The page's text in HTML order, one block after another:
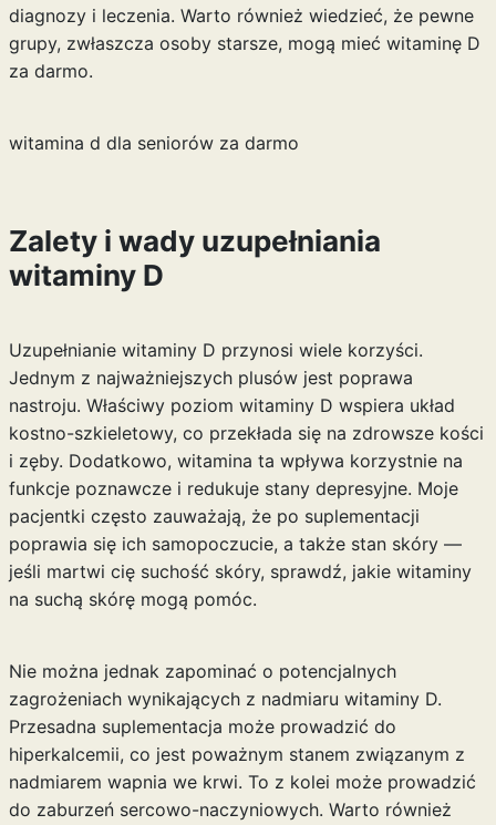
diagnozy i leczenia. Warto również wiedzieć, że pewne
grupy, zwłaszcza osoby starsze, mogą mieć witaminę D
za darmo.
witamina d dla seniorów za darmo
Zalety i wady uzupełniania
witaminy D
Uzupełnianie witaminy D przynosi wiele korzyści.
Jednym z najważniejszych plusów jest poprawa
nastroju. Właściwy poziom witaminy D wspiera układ
kostno-szkieletowy, co przekłada się na zdrowsze kości
i zęby. Dodatkowo, witamina ta wpływa korzystnie na
funkcje poznawcze i redukuje stany depresyjne. Moje
pacjentki często zauważają, że po suplementacji
poprawia się ich samopoczucie, a także stan skóry —
jeśli martwi cię suchość skóry, sprawdź, jakie witaminy
na suchą skóręmogą pomóc.
Nie można jednak zapominać o potencjalnych
zagrożeniach wynikających z nadmiaru witaminy D.
Przesadna suplementacja może prowadzić do
hiperkalcemii, co jest poważnym stanem związanym z
nadmiarem wapnia we krwi. To z kolei może prowadzić
do zaburzeń sercowo-naczyniowych. Warto również